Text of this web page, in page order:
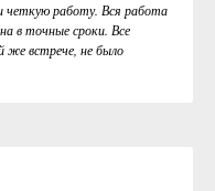
четкую работу. Вся работа
в точные сроки. Все
же встрече, не было